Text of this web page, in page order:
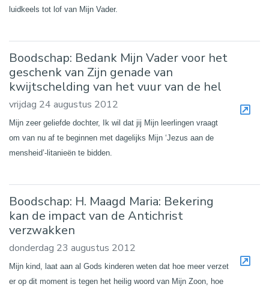
luidkeels tot lof van Mijn Vader.
Boodschap: Bedank Mijn Vader voor het
geschenk van Zijn genade van
kwijtschelding van het vuur van de hel
vrijdag 24 augustus 2012
Mijn zeer geliefde dochter, Ik wil dat jij Mijn leerlingen vraagt
om van nu af te beginnen met dagelijks Mijn ‘Jezus aan de
mensheid’-litanieën te bidden.
Boodschap: H. Maagd Maria: Bekering
kan de impact van de Antichrist
verzwakken
donderdag 23 augustus 2012
Mijn kind, laat aan al Gods kinderen weten dat hoe meer verzet
er op dit moment is tegen het heilig woord van Mijn Zoon, hoe